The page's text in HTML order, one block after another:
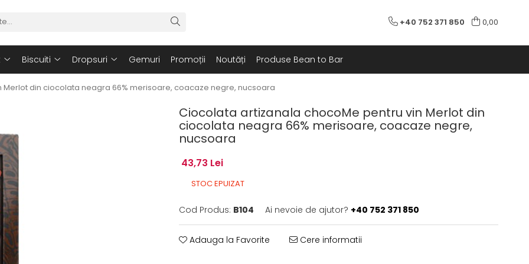
+40 752 371 850 0,00
Biscuiti Dropsuri Gemuri Promoții Noutăți Produse Bean to Bar
din ciocolata neagra 66% merisoare, coacaze negre, nucsoara
Ciocolata artizanala chocoMe pentru vin Merlot din
ciocolata neagra 66% merisoare, coacaze negre,
nucsoara
43,73 Lei
STOC EPUIZAT
Cod Produs: B104 Ai nevoie de ajutor? +40 752 371 850
Adauga la Favorite Cere informatii